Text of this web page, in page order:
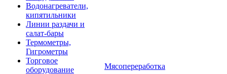
Водонагреватели,
кипятильники
Линии раздачи и
салат-бары
Термометры,
Гигрометры
Торговое
оборудование
Мясопереработка